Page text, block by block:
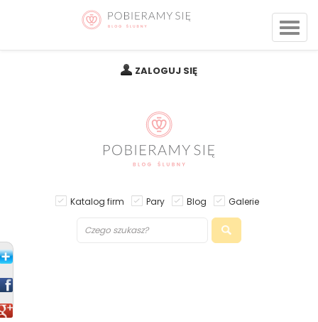
ZALOGUJ SIĘ
Katalog firm Pary Blog Galerie